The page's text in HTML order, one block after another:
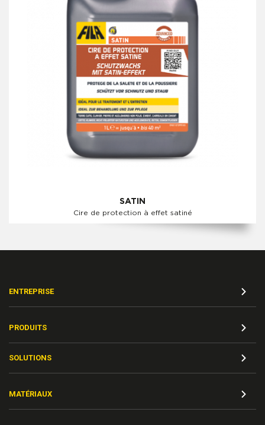
SATIN
Cire de protection à effet satiné
ENTREPRISE
PRODUITS
SOLUTIONS
MATÉRIAUX